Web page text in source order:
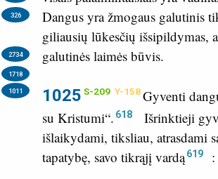
326
Dangus yra žmogaus galutinis
giliausių lūkesčių išsipildymas,
galutinės laimės būvis.
2734
1718
1025 S-209 Y-158
1011
Gyventi
su Kristumi“. 618
Išrinktieji
išlaikydami, tiksliau, atrasdami
tapatybę, savo tikrąjį vardą619 :